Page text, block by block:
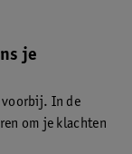
je
voorbij. In de
om je klachten